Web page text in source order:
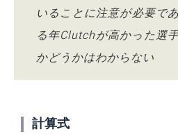
いることに注意が必要で
る年Clutchが高かった選
かどうかはわからない
計算式